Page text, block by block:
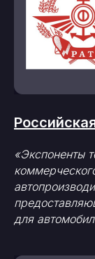
«Экспоненты
для